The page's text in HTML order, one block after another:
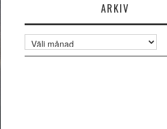
ARKIV
Arkiv